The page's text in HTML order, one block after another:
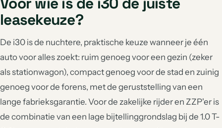
leasekeuze?
De i30 is de nuchtere, praktische keuze wanneer je één
auto voor alles zoekt: ruim genoeg voor een gezin (zeker
als stationwagon), compact genoeg voor de stad en zuinig
genoeg voor de forens, met de geruststelling van een
lange fabrieksgarantie. Voor de zakelijke rijder en ZZP'er is
de combinatie van een lage bijtellinggrondslag bij de 1.0 T-